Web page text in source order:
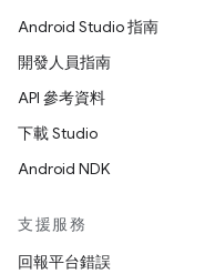
Android Studio 指南
開發人員指南
API 參考資料
下載 Studio
Android NDK
支援服務
回報平台錯誤